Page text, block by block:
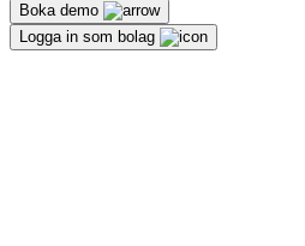
Boka demo
Logga in som bolag